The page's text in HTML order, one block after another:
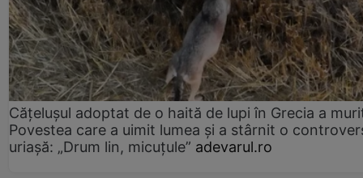
Cățelușul adoptat de o haită de lupi în Grecia a
Povestea care a uimit lumea și a stârnit o
uriașă: „Drum lin, micuțule” adevarul.ro